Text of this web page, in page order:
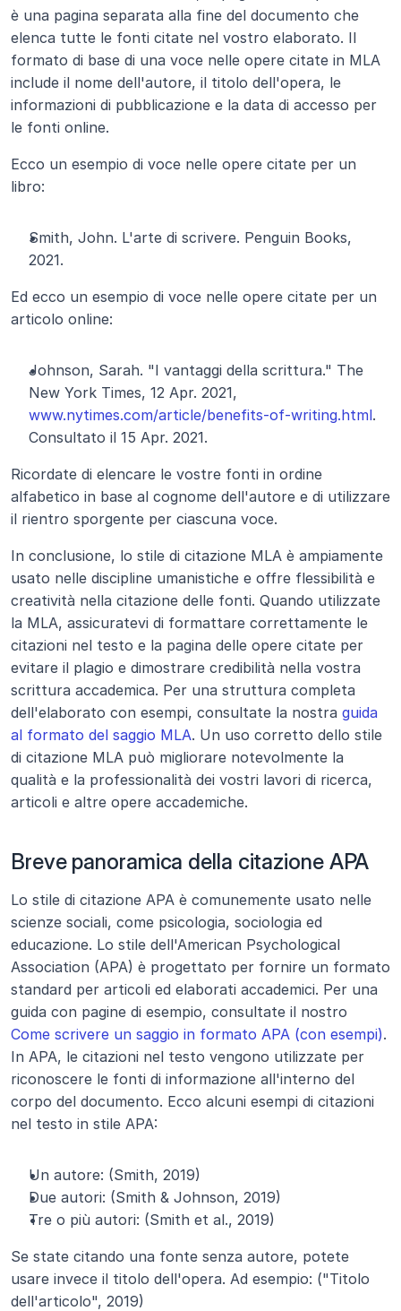
è una pagina separata alla fine del documento che
elenca tutte le fonti citate nel vostro elaborato. Il
formato di base di una voce nelle opere citate in MLA
include il nome dell'autore, il titolo dell'opera, le
informazioni di pubblicazione e la data di accesso per
le fonti online.
Ecco un esempio di voce nelle opere citate per un
libro:
Smith, John. L'arte di scrivere. Penguin Books,
2021.
Ed ecco un esempio di voce nelle opere citate per un
articolo online:
Johnson, Sarah. "I vantaggi della scrittura." The
New York Times, 12 Apr. 2021,
www.nytimes.com/article/benefits-of-writing.html.
Consultato il 15 Apr. 2021.
Ricordate di elencare le vostre fonti in ordine
alfabetico in base al cognome dell'autore e di utilizzare
il rientro sporgente per ciascuna voce.
In conclusione, lo stile di citazione MLA è ampiamente
usato nelle discipline umanistiche e offre flessibilità e
creatività nella citazione delle fonti. Quando utilizzate
la MLA, assicuratevi di formattare correttamente le
citazioni nel testo e la pagina delle opere citate per
evitare il plagio e dimostrare credibilità nella vostra
scrittura accademica. Per una struttura completa
dell'elaborato con esempi, consultate la nostra guida
al formato del saggio MLA. Un uso corretto dello stile
di citazione MLA può migliorare notevolmente la
qualità e la professionalità dei vostri lavori di ricerca,
articoli e altre opere accademiche.
Breve panoramica della citazione APA
Lo stile di citazione APA è comunemente usato nelle
scienze sociali, come psicologia, sociologia ed
educazione. Lo stile dell'American Psychological
Association (APA) è progettato per fornire un formato
standard per articoli ed elaborati accademici. Per una
Come scrivere un saggio in formato APA (con esempi).
In APA, le citazioni nel testo vengono utilizzate per
riconoscere le fonti di informazione all'interno del
corpo del documento. Ecco alcuni esempi di citazioni
nel testo in stile APA:
Un autore: (Smith, 2019)
Due autori: (Smith & Johnson, 2019)
Tre o più autori: (Smith et al., 2019)
Se state citando una fonte senza autore, potete
usare invece il titolo dell'opera. Ad esempio: ("Titolo
dell'articolo", 2019)